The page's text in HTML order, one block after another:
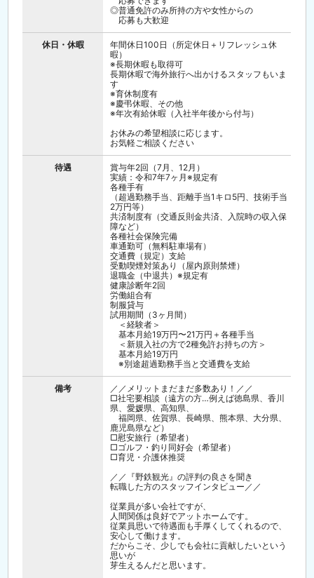
◎普通免許のみ所持の方や女性からの
応募も大歓迎
休日・休暇
年間休日100日（所定休日＋リフレッシュ休
暇）
※長期休暇も取得可
長期休暇で海外旅行へ出かけるスタッフもいま
す
※育休制度有
※慶弔休暇、その他
※年次有給休暇（入社半年後から付与）
お休みの希望相談に応じます。
お気軽ご相談ください
待遇
賞与年2回（7月、12月）
実績：令和7年7ヶ月※規定有
各種手有
（超過勤務手当、距離手当1キロ5円、技術手当
2万円等）
共済制度有（交通反則金共済、入院時の収入保
障など）
各種社会保険完備
車通勤可（無料駐車場有）
交通費（規定）支給
受動喫煙対策あり（屋内原則禁煙）
退職金（中退共）※規定有
健康診断年2回
労働組合有
制服貸与
試用期間（3ヶ月間）
＜経験者＞
基本月給19万円〜21万円＋各種手当
＜新規入社の方で2種免許お持ちの方＞
基本月給19万円
※別途超過勤務手当と交通費を支給
備考
／／メリットまだまだ多数あり！／／
□社宅要相談（遠方の方…例えば徳島県、香川
県、愛媛県、高知県、
福岡県、佐賀県、長崎県、熊本県、大分県、
鹿児島県など）
□慰安旅行（希望者）
□ゴルフ・釣り同好会（希望者）
□育児・介護休推奨
／／『野鉄観光』の評判の良さを聞き
転職した方のスタッフインタビュー／／
従業員が多い会社ですが、
人間関係は良好でアットホームです。
従業員思いで待遇面も手厚くしてくれるので、
安心して働けます。
だからこそ、少しでも会社に貢献したいという
思いが
芽生えるんだと思います。